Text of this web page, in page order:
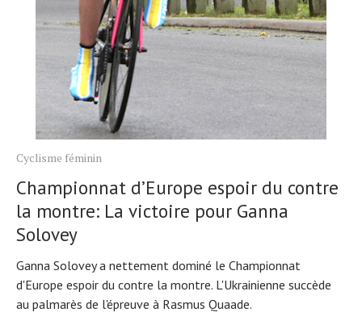
Cyclisme féminin
Championnat d’Europe espoir du contre
la montre: La victoire pour Ganna
Solovey
Ganna Solovey a nettement dominé le Championnat
d'Europe espoir du contre la montre. L'Ukrainienne succède
au palmarès de l'épreuve à Rasmus Quaade.